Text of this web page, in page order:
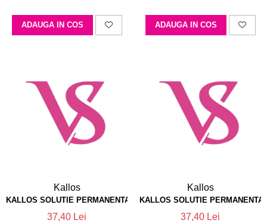
ADAUGA IN COS ADAUGA IN COS
Kallos
KALLOS SOLUTIE PERMANENTA  1
37,40 Lei
Kallos
KALLOS SOLUTIE PERMANENTA 
37,40 Lei